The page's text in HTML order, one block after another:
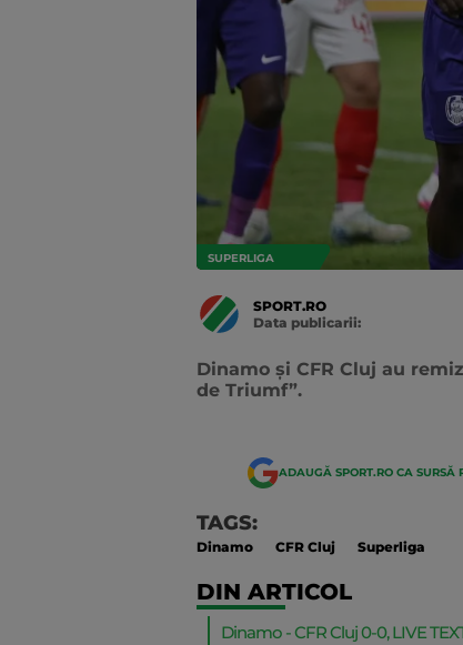
SUPERLIGA
SPORT.RO
Data publicarii:
Dinamo și CFR Cluj au
de Triumf”.
ADAUGĂ SPORT.RO CA SURSĂ
TAGS:
Dinamo CFR Cluj Superliga
DIN ARTICOL
Dinamo - CFR Cluj 0-0, LIVE